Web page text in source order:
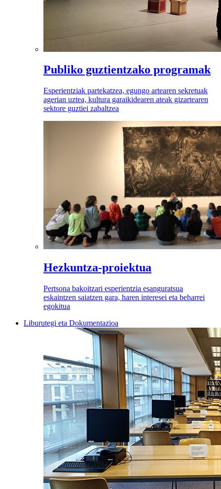
Publiko guztientzako programak
Esperientziak partekatzea, egungo artearen sekretuak
agerian uztea, kultura garaikidearen ateak gizartearen
sektore guztiei zabaltzea
Hezkuntza-proiektua
Pertsona bakoitzari esperientzia esanguratsua
eskaintzen saiatzen gara, haren interesei eta beharrei
egokitua
Liburutegi eta Dokumentazioa